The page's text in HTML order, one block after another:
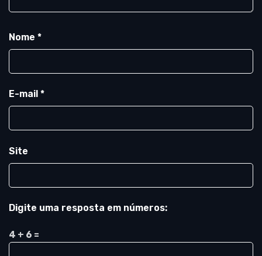
Nome *
E-mail *
Site
Digite uma resposta em números:
4 + 6 =